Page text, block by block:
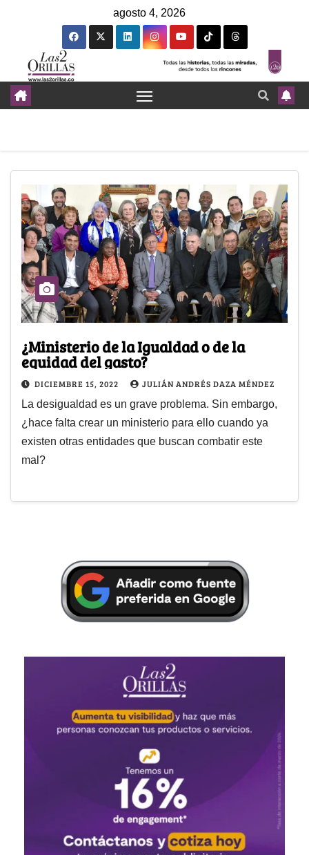
agosto 4, 2026
¿Ministerio de la Igualdad o de la
equidad del gasto?
DICIEMBRE 15, 2022 JULIÁN ANDRÉS DAZA MÉNDEZ
La desigualdad es un grave problema. Sin embargo,
¿hace falta crear un ministerio para ello cuando ya
existen otras entidades que buscan combatir este
mal?